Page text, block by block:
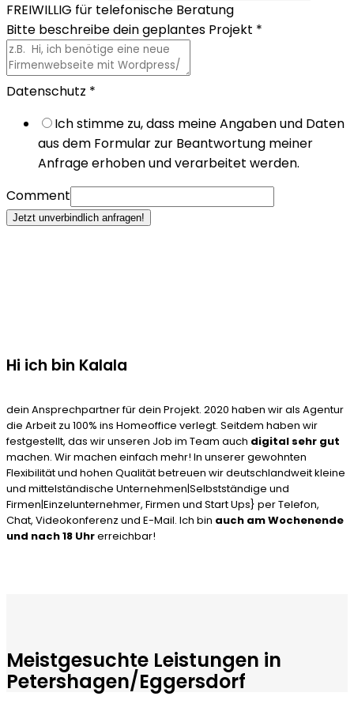
FREIWILLIG für telefonische Beratung
Bitte beschreibe dein geplantes Projekt *
Datenschutz *
Ich stimme zu, dass meine Angaben und Daten
aus dem Formular zur Beantwortung meiner
Anfrage erhoben und verarbeitet werden.
Comment
Jetzt unverbindlich anfragen!
Hi ich bin Kalala
dein Ansprechpartner für dein Projekt. 2020 haben wir als Agentur
die Arbeit zu 100% ins Homeoffice verlegt. Seitdem haben wir
festgestellt, das wir unseren Job im Team auch digital sehr gut
machen. Wir machen einfach mehr! In unserer gewohnten
Flexibilität und hohen Qualität betreuen wir deutschlandweit kleine
und mittelständische Unternehmen|Selbstständige und
Firmen|Einzelunternehmer, Firmen und Start Ups} per Telefon,
Chat, Videokonferenz und E-Mail. Ich bin auch am Wochenende
und nach 18 Uhrerreichbar!
Meistgesuchte Leistungen in
Petershagen/Eggersdorf